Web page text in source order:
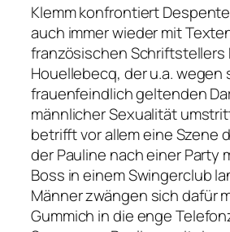
Klemm konfrontiert
auch immer wieder mit
französischen Schriftstellers
Houellebecq, der u.a. wegen
frauenfeindlich geltenden
männlicher Sexualität
betrifft vor allem eine Szene
der Pauline nach einer Party
Boss in einem Swingerclub
Männer zwängen sich dafür
Gummich in die enge